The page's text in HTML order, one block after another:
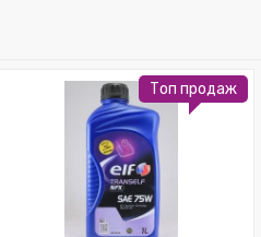
Топ продаж